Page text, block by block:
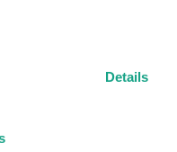
Details